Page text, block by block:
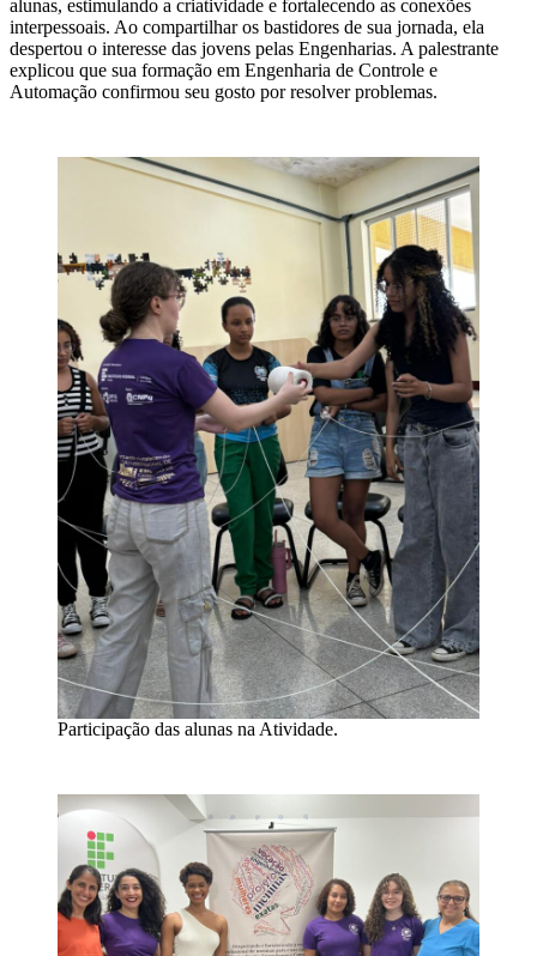
alunas, estimulando a criatividade e fortalecendo as conexões
interpessoais. Ao compartilhar os bastidores de sua jornada, ela
despertou o interesse das jovens pelas Engenharias. A palestrante
explicou que sua formação em Engenharia de Controle e
Automação confirmou seu gosto por resolver problemas.
Participação das alunas na Atividade.